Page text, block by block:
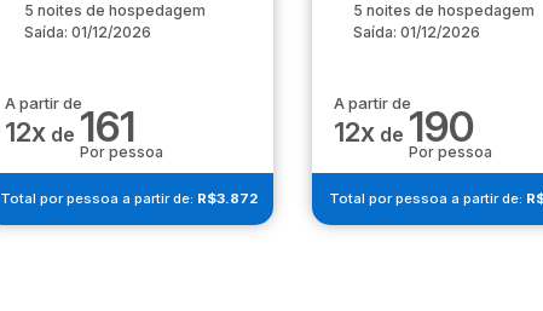
5 noites de hospedagem
Saída: 01/12/2026
A partir de
12x de 161
Por pessoa
Total por pessoa a partir de: R$3.872
5 noites de hospedagem
Saída: 01/12/2026
A partir de
12x de 190
Por pessoa
Total por pessoa a partir de: